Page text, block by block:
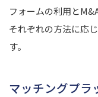
フォームの利用と
それぞれの方法に応
す。
マッチングプラ